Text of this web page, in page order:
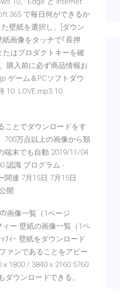
365 で毎日何ができるか
壁紙を選択し、[ダウン
画像をタッチで｢長押
はプロダクトキーを確
購入前に必ず商品情報お
ゲーム＆PCソフトダウ
10. LOVE.mp3 10.
ことでダウンロードをす
700万点以上の画像から類
端末でも自動 2019/11/04
認識 プログラム -
関連 7月15日 7月15日
開
画像一覧（1ページ
ー 壁紙の画像一覧（1ペ
ﾌｨｰ 壁紙をダウンロード
ァンであることをアピー
1800 / 3840 x 2160 5760
ウンロードできる。